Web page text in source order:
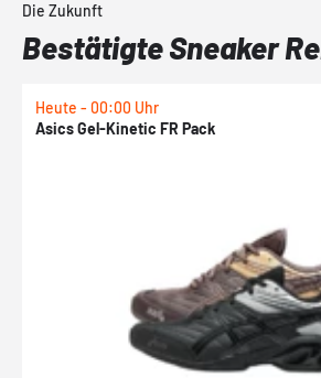
Die Zukunft
Bestätigte Sneaker
Heute - 00:00 Uhr
Asics Gel-Kinetic FR Pack